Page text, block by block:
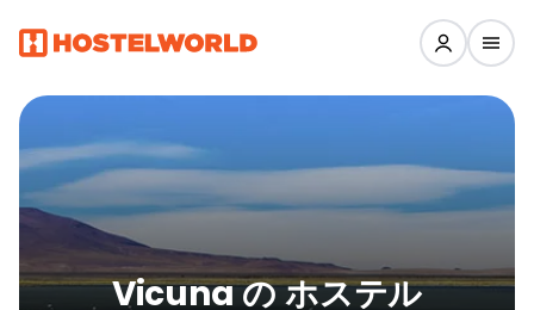
Vicuna の ホステル